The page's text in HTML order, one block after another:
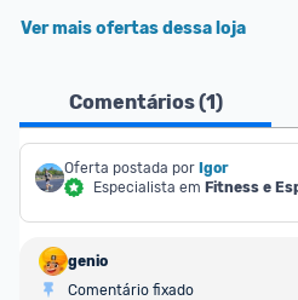
Ver mais ofertas dessa loja
Comentários (1)
Oferta postada por Igor
Especialista em Fitness e
genio
Comentário fixado